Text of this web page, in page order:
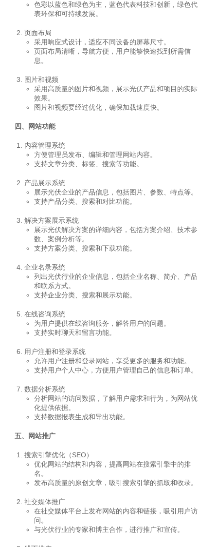
色彩以蓝色和绿色为主，蓝色代表科技和创新，绿色代
表环保和可持续发展。
页面布局
采用响应式设计，适应不同设备的屏幕尺寸。
页面布局清晰，导航方便，用户能够快速找到所需信
息。
图片和视频
采用高质量的图片和视频，展示光伏产品和项目的实际
效果。
图片和视频要经过优化，确保加载速度快。
四、网站功能
内容管理系统
方便管理员发布、编辑和管理网站内容。
支持文章分类、标签、搜索等功能。
产品展示系统
展示光伏企业的产品信息，包括图片、参数、特点等。
支持产品分类、搜索和对比功能。
解决方案展示系统
展示光伏解决方案的详细内容，包括方案介绍、技术参
数、案例分析等。
支持方案分类、搜索和下载功能。
企业名录系统
列出光伏行业的企业信息，包括企业名称、简介、产品
和联系方式。
支持企业分类、搜索和展示功能。
在线咨询系统
为用户提供在线咨询服务，解答用户的问题。
支持实时聊天和留言功能。
用户注册和登录系统
允许用户注册和登录网站，享受更多的服务和功能。
支持用户个人中心，方便用户管理自己的信息和订单。
数据分析系统
分析网站的访问数据，了解用户需求和行为，为网站优
化提供依据。
支持数据报表生成和导出功能。
五、网站推广
搜索引擎优化（SEO）
优化网站的结构和内容，提高网站在搜索引擎中的排
名。
发布高质量的原创文章，吸引搜索引擎的抓取和收录。
社交媒体推广
在社交媒体平台上发布网站的内容和链接，吸引用户访
问。
与光伏行业的专家和博主合作，进行推广和宣传。